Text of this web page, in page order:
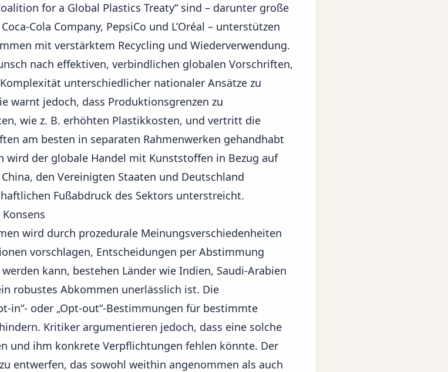
for a Global Plastics Treaty“ sind – darunter große
Cola Company, PepsiCo und L’Oréal – unterstützen
mit verstärktem Recycling und Wiederverwendung.
nach effektiven, verbindlichen globalen Vorschriften,
unterschiedlicher nationaler Ansätze zu
warnt jedoch, dass Produktionsgrenzen zu
wie z. B. erhöhten Plastikkosten, und vertritt die
am besten in separaten Rahmenwerken gehandhabt
der globale Handel mit Kunststoffen in Bezug auf
den Vereinigten Staaten und Deutschland
Fußabdruck des Sektors unterstreicht.
wird durch prozedurale Meinungsverschiedenheiten
vorschlagen, Entscheidungen per Abstimmung
kann, bestehen Länder wie Indien, Saudi-Arabien
robustes Abkommen unerlässlich ist. Die
in“- oder „Opt-out“-Bestimmungen für bestimmte
Kritiker argumentieren jedoch, dass eine solche
und ihm konkrete Verpflichtungen fehlen könnte. Der
entwerfen, das sowohl weithin angenommen als auch